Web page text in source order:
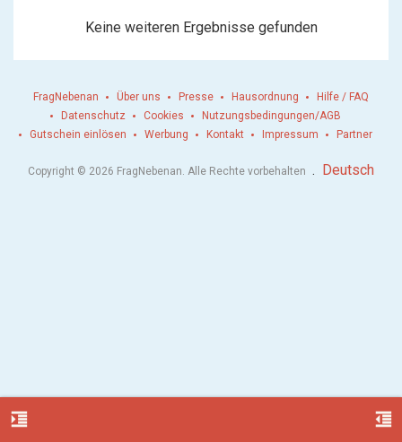
Keine weiteren Ergebnisse gefunden
format_indent_increase format_indent_decrease
FragNebenan Über uns Presse Hausordnung
Hilfe / FAQ
Datenschutz
Cookies
Nutzungsbedingungen/AGB
Gutschein einlösen
Werbung Kontakt Impressum Partner
Copyright © 2026 FragNebenan. Alle Rechte vorbehalten . Deutsch